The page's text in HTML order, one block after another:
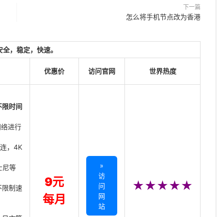
下一篇
怎么将手机节点改为香港
，稳定，快速。
优惠价 访问官网 世界热度
时间
进行
，4K
尼等
限制速
9元
每月
»
访
问
网
站
★★★★★